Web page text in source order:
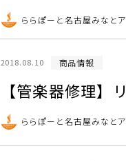
ららぽーと名古屋みなと
2018.08.10 商品情報
【管楽器修理】
ららぽーと名古屋みなと